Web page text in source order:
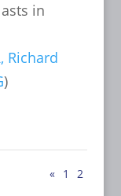
in
Richard
)
« 1 2